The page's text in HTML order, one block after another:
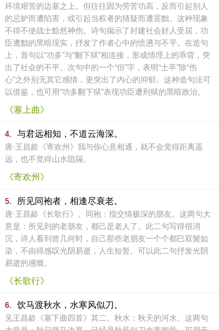
环境艰苦的边塞之上。但往往因为劳苦功高，反而引起别人
的忌妒而遭陷害，或引起当权者的猜疑而遭罢黜。这种现象
不得不使战士黯然神伤。诗句揭示了封建社会好人受屈，功
臣遭黜的黑暗现实，抒发了作者心中的愤懑与不平。在造句
上，首句以“功多”与“翻下狱”相连接，形成情理上的乖背，突
出了社会的不平。次句中的一个“但”字，表明“士卒”除“伤
心”之外别无其它感情，更突出了内心的抑郁。这种造句法可
以借鉴，也可用“功多翻下狱”表现功臣遭刑狱的黑暗政治。
《塞上曲》
4. 与君远相知，不道云海深。
唐·王昌龄《寄欢州》我与你心意相通，就不会觉得距离遥
远，也不觉得山水阻隔。
《寄欢州》
5. 所见同袍者，相逢尽衰老。
唐·王昌龄《长歌行》。同袍：指交情极深的朋友。这两句大
意是：所见到的老朋友，都己是老人了。此二句写得很消
沉，诗人看到曾几何时，自己那些老朋友一个个都巳双鬓如
染，不由得感叹光阴易逝，人生短暂。可以此二句抒发光阴
易逝的感慨。
《长歌行》
6. 饮马渡秋水，水寒风似刀。
见王昌龄《塞下曲四首》其二。秋水：秋天的河水。这两句